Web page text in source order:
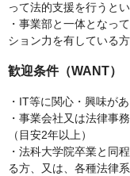
って法的支援を行うと
・事業部と一体となっ
ション力を有している方
歓迎条件（WANT）
・IT等に関心・興味が
・事業会社又は法律事
（目安2年以上）
・法科大学院卒業と同
る方、又は、各種法律